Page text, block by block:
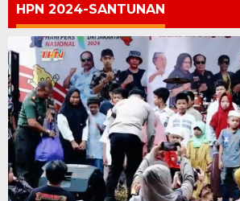
HPN 2024-SANTUNAN